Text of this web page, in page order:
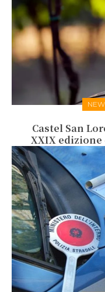
Castel San
XXIX edizione